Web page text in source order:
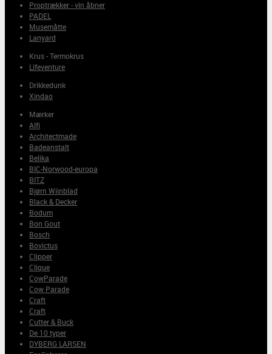
Proptrækker - vin åbner
PADEL
Musemåtte
Lanyard
Krus - Termokrus
Lifeventure
Drikkedunk
Xindao
Mærker
Alfi
Architectmade
Badeanstalt
Belika
BIC-Norwood-europa
BITZ
Bjørn Wiinblad
Black & Decker
Bodum
Bon Gout
Bosch
Bovictus
Clipper
Clique
CowParade
Cow Parade
Craft
Craft
Cutter & Buck
De 10 typer
DYBERG LARSEN